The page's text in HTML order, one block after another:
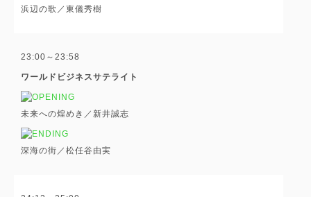
浜辺の歌／東儀秀樹
23:00～23:58
ワールドビジネスサテライト
未来への煌めき／新井誠志
深海の街／松任谷由実